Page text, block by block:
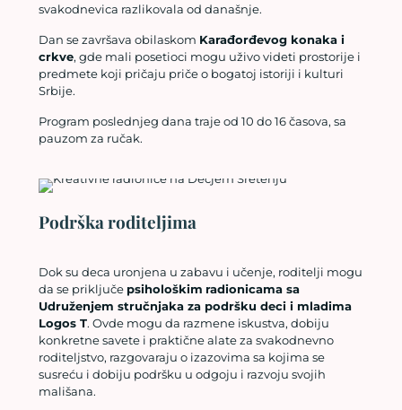
svakodnevica razlikovala od današnje.
Dan se završava obilaskom Karađorđevog konaka i
crkve, gde mali posetioci mogu uživo videti prostorije i
predmete koji pričaju priče o bogatoj istoriji i kulturi
Srbije.
Program poslednjeg dana traje od 10 do 16 časova, sa
pauzom za ručak.
Podrška roditeljima
Dok su deca uronjena u zabavu i učenje, roditelji mogu
da se priključe psihološkim radionicama sa
Udruženjem stručnjaka za podršku deci i mladima
Logos T. Ovde mogu da razmene iskustva, dobiju
konkretne savete i praktične alate za svakodnevno
roditeljstvo, razgovaraju o izazovima sa kojima se
susreću i dobiju podršku u odgoju i razvoju svojih
mališana.